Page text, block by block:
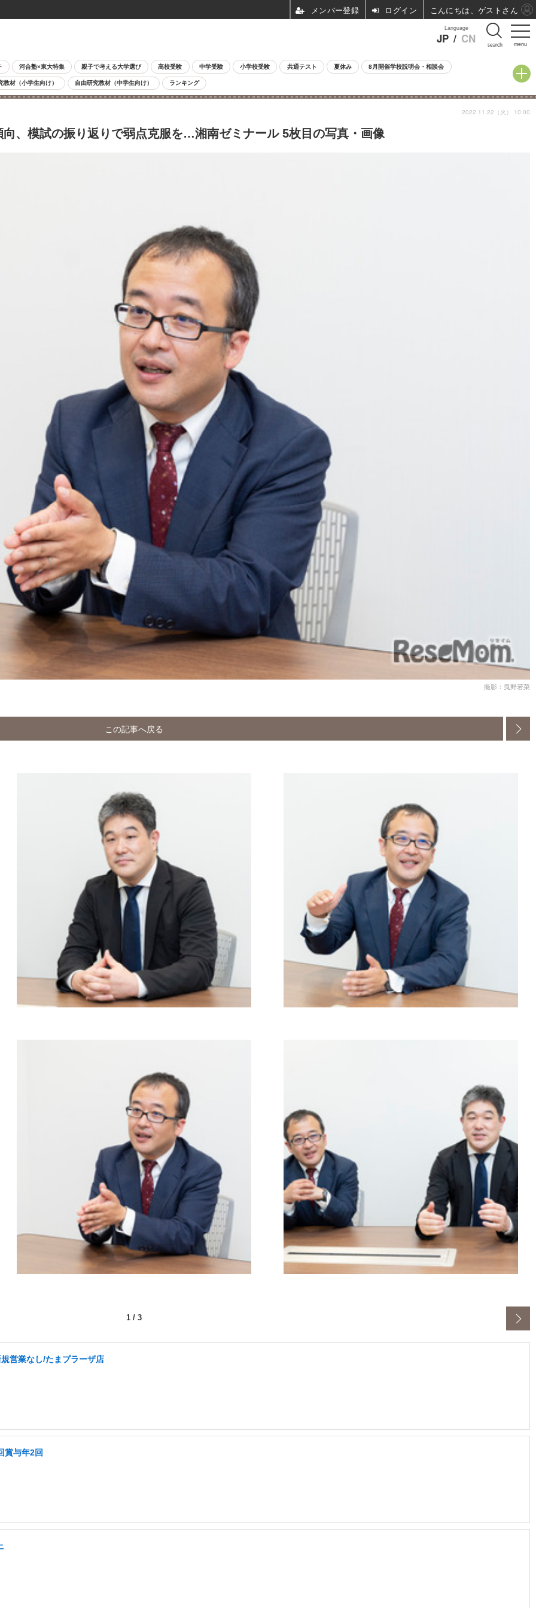
menu
Language
JP / CN search
河合塾×東大特集 親子で考える大学選び 高校受験 中学受験 小学校受験 共通テスト 夏休み 8月開催学校説明会・相談会
教材（小学生向け） 自由研究教材（中学生向け） ランキング
、模試の振り返りで弱点克服を…湘南ゼミナール 5枚目の写真・画像
2022.11.22（火） 10:00
撮影：曳野若菜
この記事へ戻る
1 / 3
営業なし/たまプラーザ店
賞与年2回
ログイン こんにちは、ゲストさん